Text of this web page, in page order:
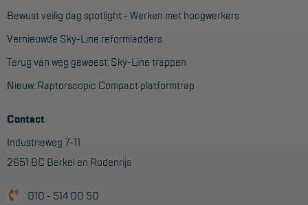
Werken bij ons
Product video's
Blog
SUPPORT
Handleidingen
Bewust veilig dag spotlight - Werken met hoogwerkers
Vernieuwde Sky-Line reformladders
Terug van weg geweest: Sky-Line trappen
Nieuw: Raptorscopic Compact platformtrap
Contact
Industrieweg 7-11
2651 BC Berkel en Rodenrijs
010 - 514 00 50